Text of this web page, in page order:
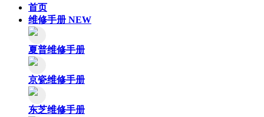
首页
维修手册 NEW
夏普维修手册
京瓷维修手册
东芝维修手册